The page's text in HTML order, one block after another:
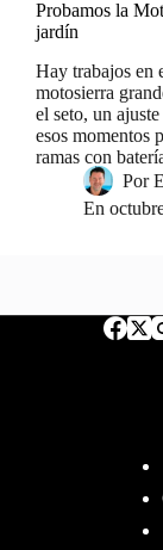
Probamos la
jardín
Hay trabajos en
motosierra
el seto, un
esos momentos
ramas con
Por
En